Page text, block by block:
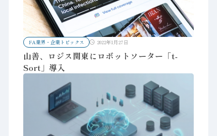
FA業界・企業トピックス 2022年1月27日
山善、ロジス関東にロボットソーター「t-
Sort」導入